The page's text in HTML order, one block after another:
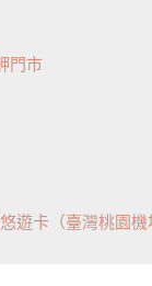
門市
遊卡（臺灣桃園機